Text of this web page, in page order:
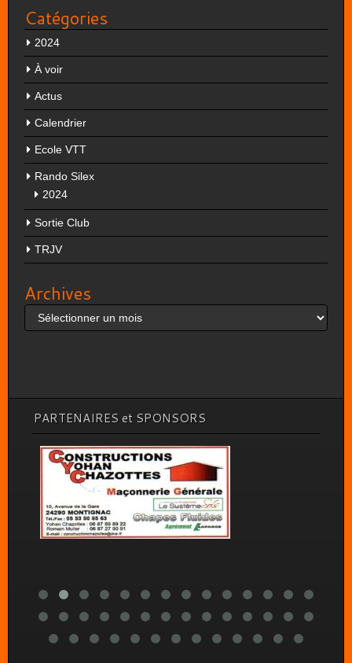
Catégories
2024
À voir
Actus
Calendrier
Ecole VTT
Rando Silex
2024
Sortie Club
TRJV
Archives
Archives
PARTENAIRES et SPONSORS